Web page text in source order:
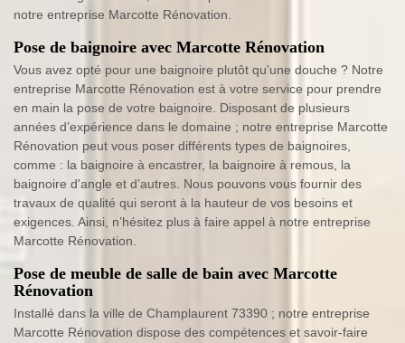
notre entreprise Marcotte Rénovation.
Pose de baignoire avec Marcotte Rénovation
Vous avez opté pour une baignoire plutôt qu’une douche ? Notre
entreprise Marcotte Rénovation est à votre service pour prendre
en main la pose de votre baignoire. Disposant de plusieurs
années d’expérience dans le domaine ; notre entreprise Marcotte
Rénovation peut vous poser différents types de baignoires,
comme : la baignoire à encastrer, la baignoire à remous, la
baignoire d'angle et d’autres. Nous pouvons vous fournir des
travaux de qualité qui seront à la hauteur de vos besoins et
exigences. Ainsi, n’hésitez plus à faire appel à notre entreprise
Marcotte Rénovation.
Pose de meuble de salle de bain avec Marcotte
Rénovation
Installé dans la ville de Champlaurent 73390 ; notre entreprise
Marcotte Rénovation dispose des compétences et savoir-faire